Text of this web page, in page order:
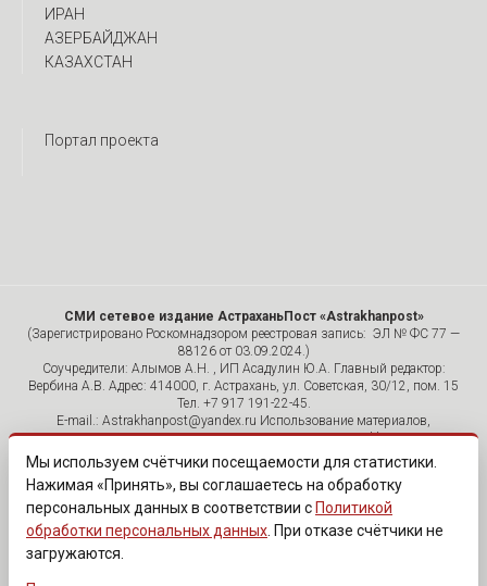
ИРАН
АЗЕРБАЙДЖАН
КАЗАХСТАН
Портал проекта
СМИ сетевое издание АстраханьПост «Astrakhanpost»
(Зарегистрировано Роскомнадзором реестровая запись: ЭЛ № ФС 77 —
88126 от 03.09.2024.)
Соучредители: Алымов А.Н. , ИП Асадулин Ю.А. Главный редактор:
Вербина А.В. Адрес: 414000, г. Астрахань, ул. Советская, 30/12, пом. 15
Тел. +7 917 191-22-45.
E-mail.: Astrakhanpost@yandex.ru Использование материалов,
размещенных на страницах сетевого издания «Astrakhanpost»,
допускается исключительно с указанием источника и публикацией
активной гиперссылки на портал Astrakhanpost.ru. Комментарии
читателей сайта размещаются без предварительного редактирования.
Редакция оставляет за собой право удалить их с сайта или
отредактировать, если указанные сообщения нарушают законы РФ.
«САЙТ ПРЕДНАЗНАЧЕН ДЛЯ АУДИТОРИИ 18+»
Мы используем счётчики посещаемости для статистики.
Нажимая «Принять», вы соглашаетесь на обработку
персональных данных в соответствии с Политикой
обработки персональных данных . При отказе счётчики не
загружаются.